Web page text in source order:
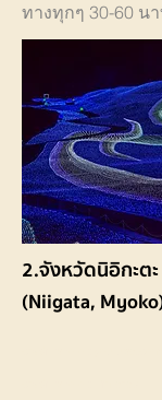
ทางทุกๆ 30-60 น
2.จังหวัดนิอิกะตะ
(Niigata,